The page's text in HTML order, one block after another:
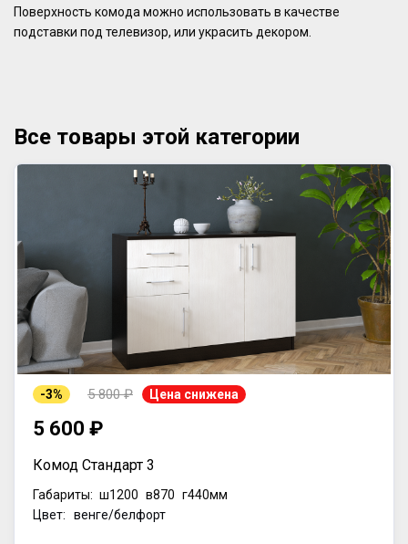
Поверхность комода можно использовать в качестве
подставки под телевизор, или украсить декором.
Все товары этой категории
-3% 5 800 ₽ Цена снижена
5 600 ₽
Комод Стандарт 3
Габариты: ш1200 в870 г440мм
Цвет: венге/белфорт